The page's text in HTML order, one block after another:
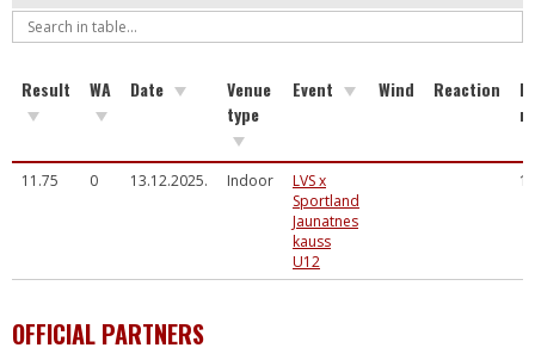
Result WA Date
Venue
type
Event Wind Reaction
11.75 0 13.12.2025. Indoor
LVS x
Sportland
Jaunatnes
kauss
U12
1
OFFICIAL PARTNERS